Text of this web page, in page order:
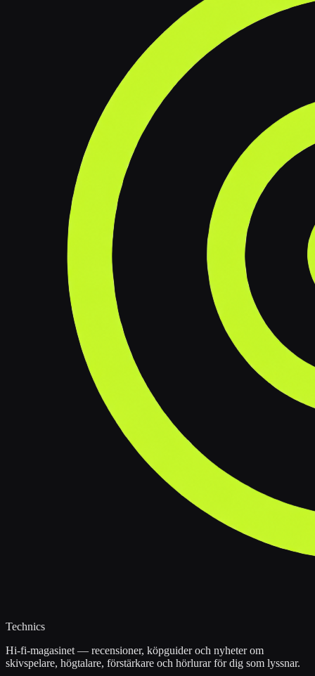
Technics
Hi-fi-magasinet — recensioner, köpguider och nyheter om
skivspelare, högtalare, förstärkare och hörlurar för dig som lyssnar.